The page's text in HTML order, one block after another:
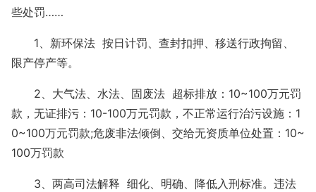
些处罚……
1、新环保法 按日计罚、查封扣押、移送行政拘留、
限产停产等。
2、大气法、水法、固废法 超标排放：10~100万元罚
款，无证排污：10-100万元罚款，不正常运行治污设施：1
0~100万元罚款;危废非法倾倒、交给无资质单位处置：10~
100万罚款
3、两高司法解释 细化、明确、降低入刑标准。违法